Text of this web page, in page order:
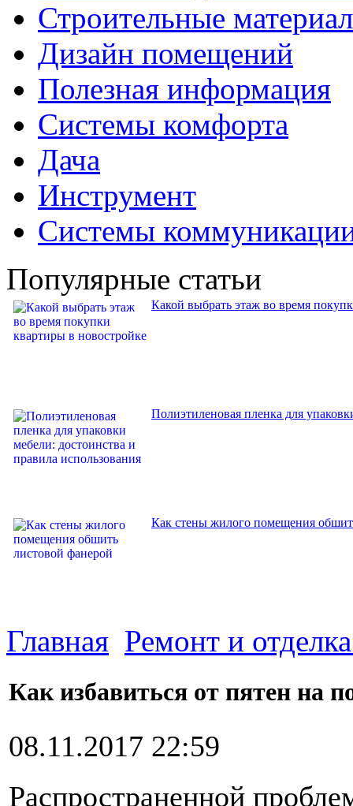
Строительные
Дизайн помещений
Полезная информация
Системы комфорта
Дача
Инструмент
Системы
Популярные статьи
Какой выбрать этаж во время
Полиэтиленовая пленка для
Как стены жилого помещения
Главная Ремонт и
Как избавиться от пятен на
08.11.2017 22:59
Распространенной